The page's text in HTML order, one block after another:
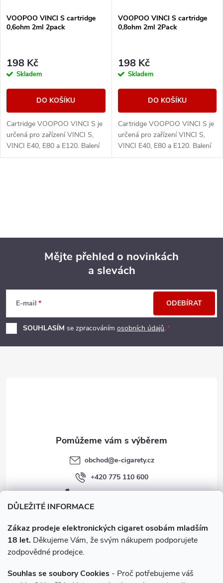
DŮLEŽITÉ INFORMACE
Zákaz prodeje elektronických cigaret osobám mladším
18 let. Děkujeme Vám, že svým nákupem podporujete
zodpovědné prodejce.
Souhlas se soubory Cookies - Proč potřebujeme váš
p
r
o
u
k
s
p
r
o
d
u
k
VOOPOO VINCI S cartridge
0,6ohm 2ml 2pack
198 Kč
Skladem
DO KOŠÍKU
Cartridge VOOPOO VINCI S je
určená pro zařízení VINCI S,
VINCI E40, E80 a E120. Balení
obsahuje 2ks.
VOOPOO VINCI S cartridge
0,8ohm 2ml 2Pack
198 Kč
Skladem
DO KOŠÍKU
Cartridge VOOPOO VINCI S je
určená pro zařízení VINCI S,
VINCI E40, E80 a E120. Balení
obsahuje 2ks.
a
í
p
p
i
s
u
p
a
Mějte přehled o novinkách
a slevách
E-mail
SOUHLASÍM se zpracováním osobních údajů.
ODEBÍRAT
obchod@e-cigarety.cz
+420 775 110 600